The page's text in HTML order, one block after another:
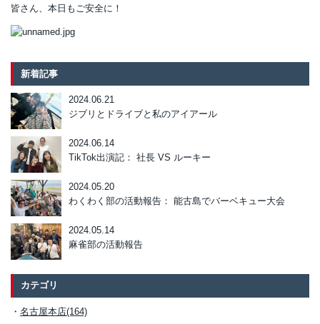
新着記事
2024.06.21
ジブリとドライブと私のアイアール
2024.06.14
TikTok出演記： 社長 VS ルーキー
2024.05.20
わくわく部の活動報告： 能古島でバーベキュー大会
2024.05.14
麻雀部の活動報告
カテゴリ
名古屋本店(164)
皆さん、本日もご安全に！